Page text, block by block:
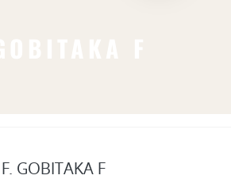
F. GOBITAKA F